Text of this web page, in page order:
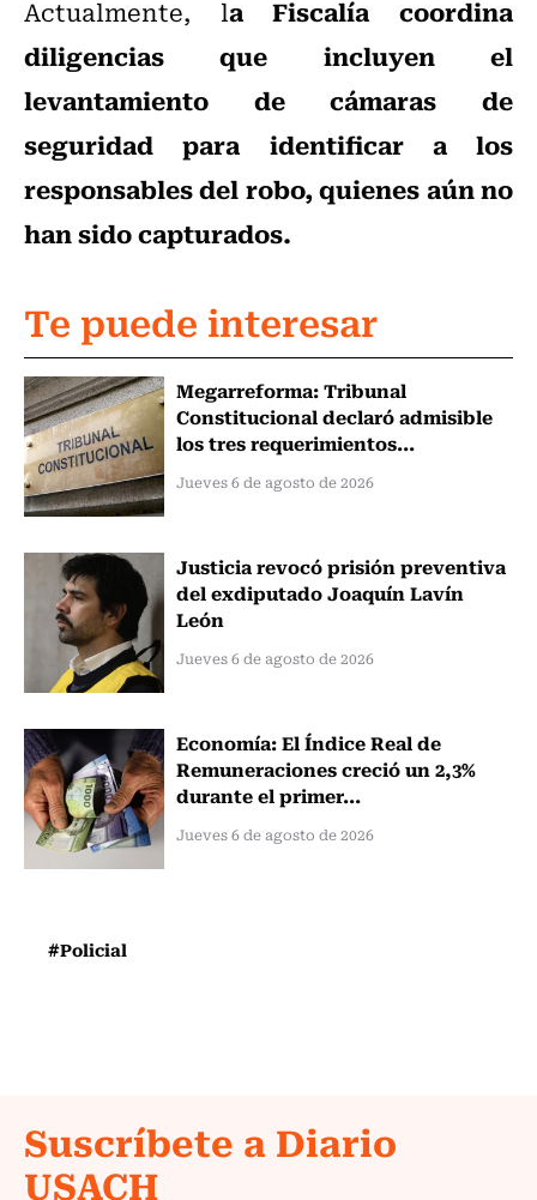
Actualmente, la Fiscalía coordina
diligencias que incluyen el
levantamiento de cámaras de
seguridad para identificar a los
responsables del robo, quienes aún no
han sido capturados.
Te puede interesar
Megarreforma: Tribunal
Constitucional declaró admisible
los tres requerimientos...
Jueves 6 de agosto de 2026
Justicia revocó prisión preventiva
del exdiputado Joaquín Lavín
León
Jueves 6 de agosto de 2026
Economía: El Índice Real de
Remuneraciones creció un 2,3%
durante el primer...
Jueves 6 de agosto de 2026
#Policial